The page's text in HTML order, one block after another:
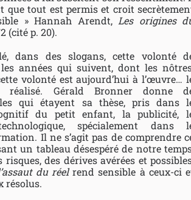
que tout est permis et croit
» Hannah Arendt,Les origines
(cité p. 20).
dans des slogans, cette volonté
années qui suivent, dont les
volonté est aujourd’hui à l’œuvre…
réalisé. Gérald Bronner donne
qui étayent sa thèse, pris dans
du petit enfant, la publicité,
spécialement dans
Il ne s’agit pas de comprendre
un tableau désespéré de notre
des dérives avérées et
du réelrend sensible à ceux-ci
résolus.